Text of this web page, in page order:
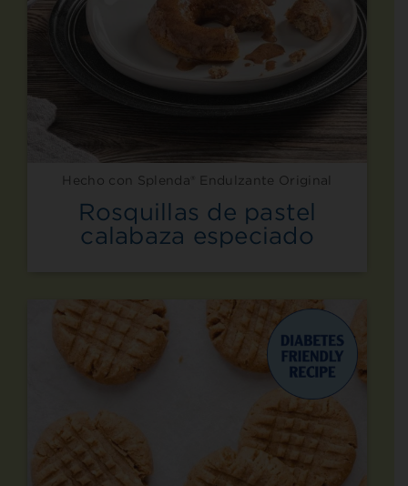
Hecho con Splenda® Endulzante Original
Rosquillas de pastel
calabaza especiado